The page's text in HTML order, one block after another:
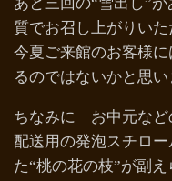
質でお召し上がりい
今夏ご来館のお客様
るのではないかと思い
ちなみに お中元など
配送用の発泡スチロ
た“桃の花の枝”が副え